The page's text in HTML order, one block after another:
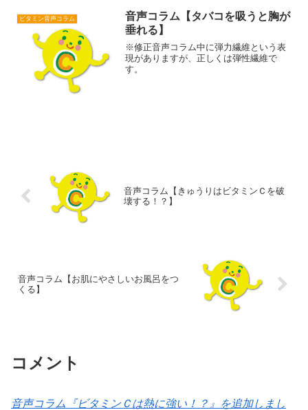
ビタミン音声コラム
音声コラム【タバコを吸うと胸が
垂れる】
※修正音声コラム中に弾力繊維という表
現がありますが、正しくは弾性繊維で
す。
音声コラム【きゅうりはビタミンＣを破
壊する！？】
音声コラム【お肌にやさしいお風呂をつ
くる】
コメント
音声コラム『ビタミンＣは熱に強い！？』を追加しまし